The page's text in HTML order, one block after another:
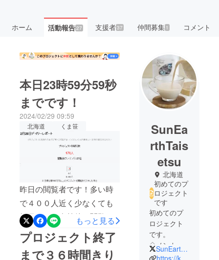
ホーム 活動報告27 支援者37 仲間募集 1 コメント
本日23時59分59秒
までです！
2024/02/29 09:59
北海道 くま笹
昨日の閲覧者です！多い時
で４００人近く少なくても
毎日１００人前後の閲覧者
がいましたただ 支援まで
は繋がらなかったですが、
みて貰って 【くま笹】
もっと見る
プロジェクト終了
まで３６時間きり
SunEa
rthTais
etsu
北海道
初めてのプ
ロジェクト
です
初めてのプ
ロジェクト
です。
◇ノンカ
フェインで
SunEarthTaisetu
https://kumasasa.jp